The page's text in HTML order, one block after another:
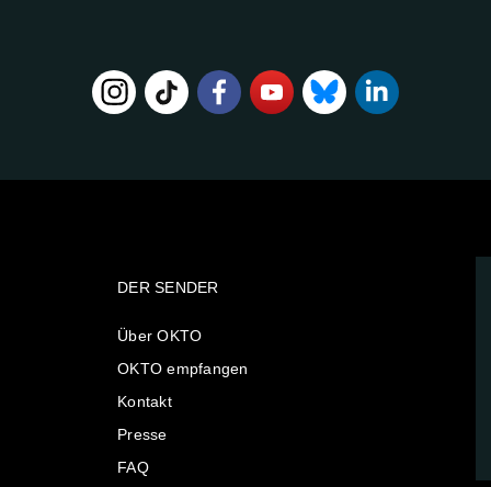
DER SENDER
Über OKTO
OKTO empfangen
Kontakt
Presse
FAQ